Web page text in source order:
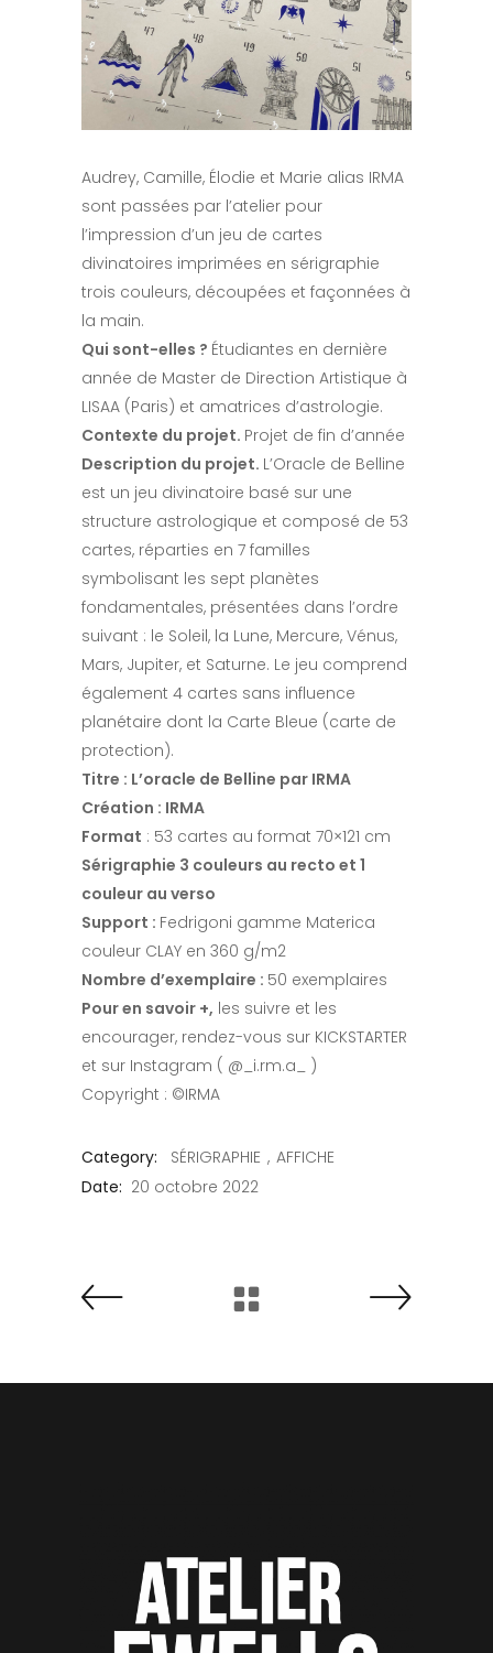
Audrey, Camille, Élodie et Marie alias IRMA
sont passées par l’atelier pour
l’impression d’un jeu de cartes
divinatoires imprimées en sérigraphie
trois couleurs, découpées et façonnées à
la main.
Qui sont-elles ? Étudiantes en dernière
année de Master de Direction Artistique à
LISAA (Paris) et amatrices d’astrologie.
Contexte du projet. Projet de fin d’année
Description du projet. L’Oracle de Belline
est un jeu divinatoire basé sur une
structure astrologique et composé de 53
cartes, réparties en 7 familles
symbolisant les sept planètes
fondamentales, présentées dans l’ordre
suivant : le Soleil, la Lune, Mercure, Vénus,
Mars, Jupiter, et Saturne. Le jeu comprend
également 4 cartes sans influence
planétaire dont la Carte Bleue (carte de
protection).
Titre : L’oracle de Belline par IRMA
Création : IRMA
Format : 53 cartes au format 70×121 cm
Sérigraphie 3 couleurs au recto et 1
couleur au verso
Support : Fedrigoni gamme Materica
couleur CLAY en 360 g/m2
Nombre d’exemplaire : 50 exemplaires
Pour en savoir +, les suivre et les
encourager, rendez-vous sur KICKSTARTER
et sur Instagram ( @_i.rm.a_ )
Copyright : ©IRMA
Category: SÉRIGRAPHIE
AFFICHE
Date: 20 octobre 2022